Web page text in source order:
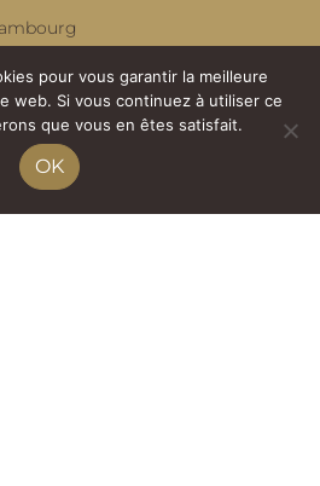
ou en accompagnement d’un
servir frais.
pour vous garantir la meilleure
web. Si vous continuez à utiliser ce
que vous en êtes satisfait.
OK